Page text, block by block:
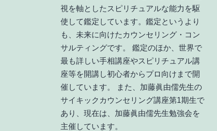
視を軸としたスピリチュアルな能力を駆
使して鑑定しています。鑑定というより
も、未来に向けたカウンセリング・コン
サルティングです。 鑑定のほか、世界で
最も詳しい手相講座やスピリチュアル講
座等を開講し初心者からプロ向けまで開
催しています。 また、加藤眞由儒先生の
サイキックカウンセリング講座第1期生で
あり、現在は、加藤眞由儒先生勉強会を
主催しています。